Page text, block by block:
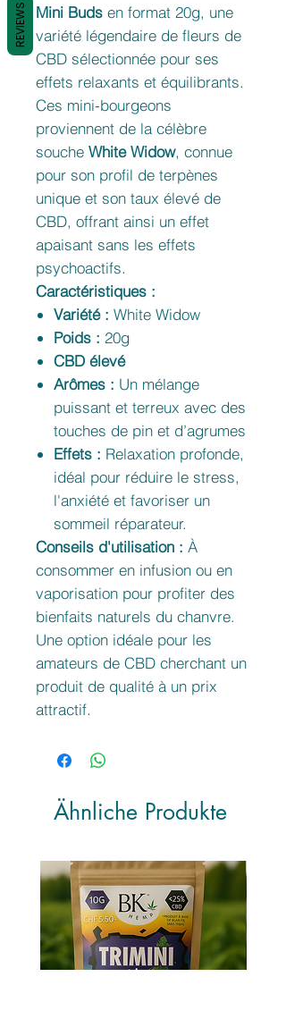
Mini Buds en format 20g, une
variété légendaire de fleurs de
CBD sélectionnée pour ses
effets relaxants et équilibrants.
Ces mini-bourgeons
proviennent de la célèbre
souche White Widow, connue
pour son profil de terpènes
unique et son taux élevé de
CBD, offrant ainsi un effet
apaisant sans les effets
psychoactifs.
Caractéristiques :
Variété : White Widow
Poids : 20g
CBD élevé
Arômes : Un mélange
puissant et terreux avec des
touches de pin et d’agrumes
Effets : Relaxation profonde,
idéal pour réduire le stress,
l'anxiété et favoriser un
sommeil réparateur.
Conseils d'utilisation : À
consommer en infusion ou en
vaporisation pour profiter des
bienfaits naturels du chanvre.
Une option idéale pour les
amateurs de CBD cherchant un
produit de qualité à un prix
attractif.
Ähnliche Produkte
REVIEWS